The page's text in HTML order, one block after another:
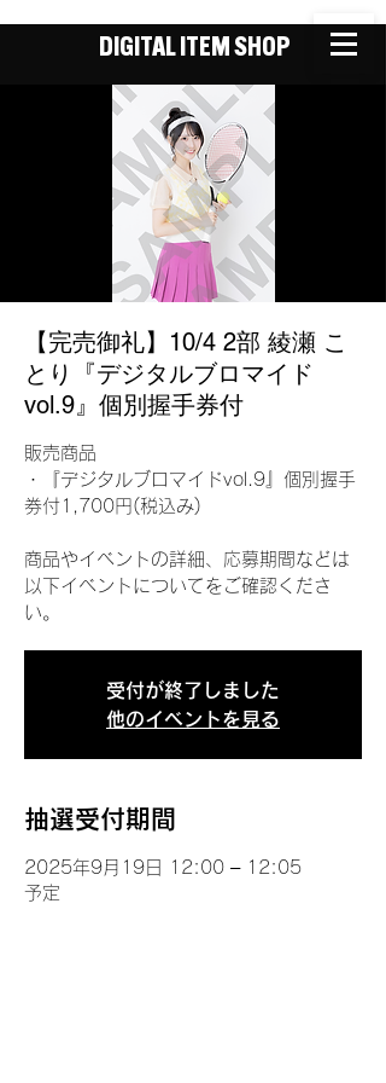
DIGITAL ITEM SHOP
【完売御礼】10/4 2部 綾瀬 こ
とり『デジタルブロマイド
vol.9』個別握手券付
販売商品
・『デジタルブロマイドvol.9』個別握手
券付1,700円(税込み)
商品やイベントの詳細、応募期間などは
以下イベントについてをご確認くださ
い。
受付が終了しました
他のイベントを見る
抽選受付期間
2025年9月19日 12:00 – 12:05
予定